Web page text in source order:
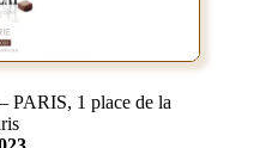
PARIS, 1 place de la